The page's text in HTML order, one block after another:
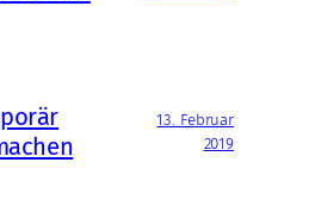
13. Februar
2019